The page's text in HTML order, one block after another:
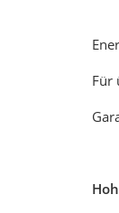
Für